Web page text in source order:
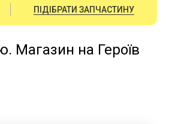
ПІДІБРАТИ ЗАПЧАСТИНУ
Магазин на Героїв